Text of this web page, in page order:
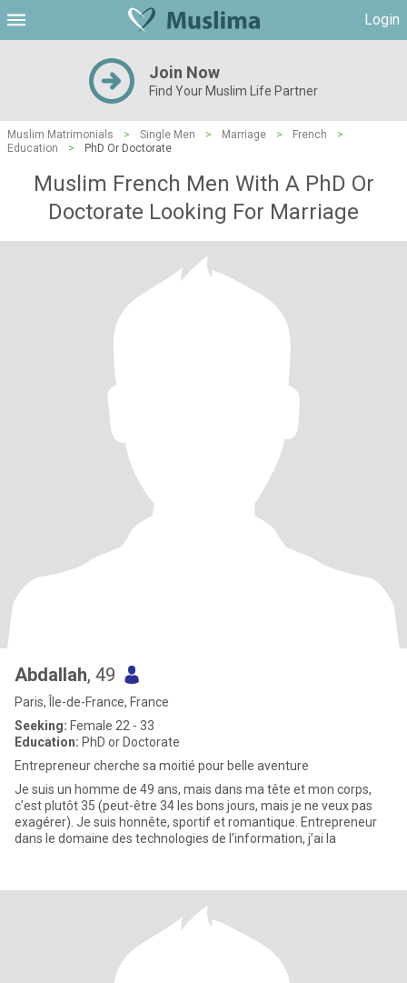
Login
Join Now
Find Your Muslim Life Partner
Muslim Matrimonials > Single Men > Marriage > French
>
Education
> PhD Or Doctorate
Muslim French Men With A PhD Or
Doctorate Looking For Marriage
Abdallah, 49
Paris, Île-de-France, France
Seeking: Female 22 - 33
Education: PhD or Doctorate
Entrepreneur cherche sa moitié pour belle aventure
Je suis un homme de 49 ans, mais dans ma tête et mon corps,
c’est plutôt 35 (peut-être 34 les bons jours, mais je ne veux pas
exagérer). Je suis honnête, sportif et romantique. Entrepreneur
dans le domaine des technologies de l’information, j’ai la